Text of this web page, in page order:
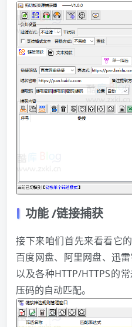
功能 /链接捕获
接下来咱们首先来看看它
百度网盘、阿里网盘、迅雷
以及各种HTTP/HTTPS的
压码的自动匹配。